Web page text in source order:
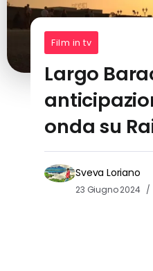
Film in tv
Largo
onda su
Sveva Loriano
23 Giugno 2024